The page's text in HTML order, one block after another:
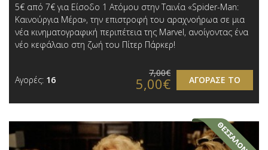
5€ από 7€ για Είσοδο 1 Ατόμου στην Ταινία «Spider-Man:
Καινούργια Μέρα», την επιστροφή του αραχνοήρωα σε μια
νέα κινηματογραφική περιπέτεια της Marvel, ανοίγοντας ένα
νέο κεφάλαιο στη ζωή του Πίτερ Πάρκερ!
Αγορές: 16 ΑΓΟΡΑΣΕ ΤΟ
7,00€
5,00€